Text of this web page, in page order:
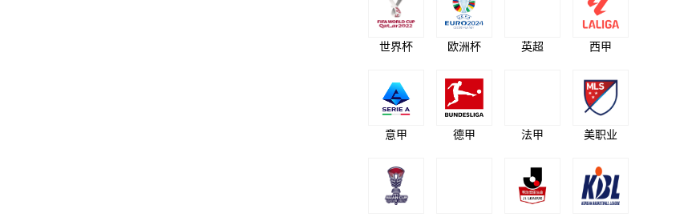
世界杯 欧洲杯 英超 西甲
意甲 德甲 法甲 美职业